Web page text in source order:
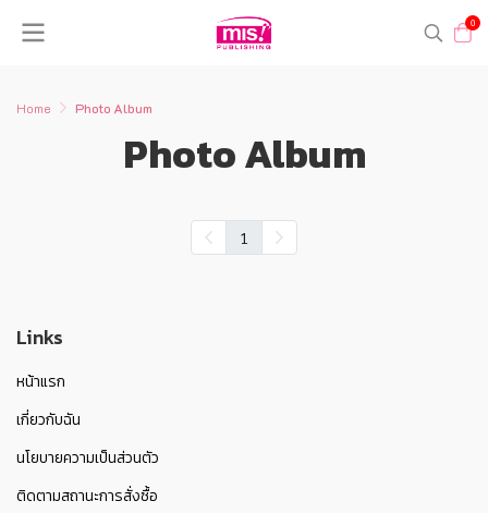
0
Home Photo Album
Photo Album
1
Links
หน้าแรก
เกี่ยวกับฉัน
นโยบายความเป็นส่วนตัว
ติดตามสถานะการสั่งซื้อ